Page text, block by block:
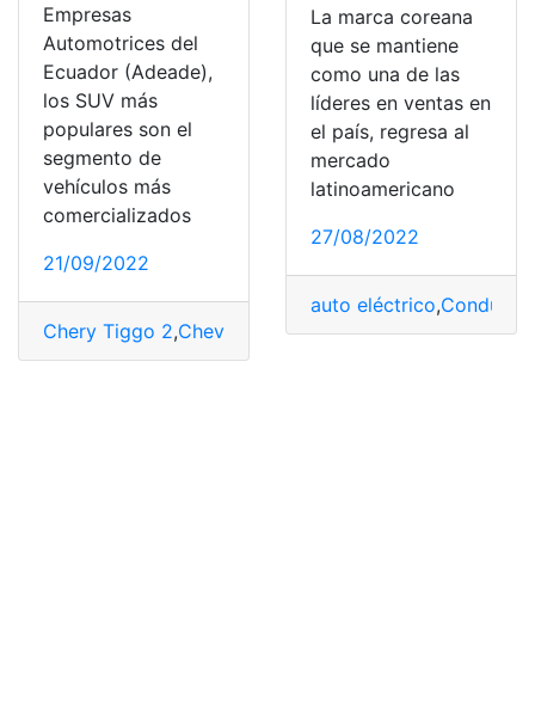
Empresas
Automotrices del
Ecuador (Adeade),
los SUV más
populares son el
segmento de
vehículos más
comercializados
21/09/2022
Chery Tiggo 2,Chevrolet Chevrolet Captiva,Duster
La marca coreana
que se mantiene
como una de las
líderes en ventas en
el país, regresa al
mercado
latinoamericano
27/08/2022
auto eléctrico,